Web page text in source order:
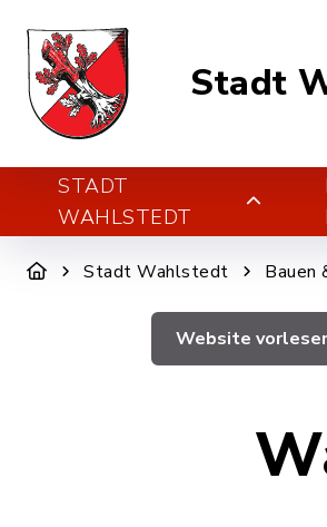
Stadt
STADT
WAHLSTEDT
Stadt Wahlstedt Bauen
Website